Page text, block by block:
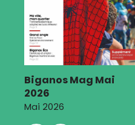
Biganos Mag Mai
2026
Mai 2026